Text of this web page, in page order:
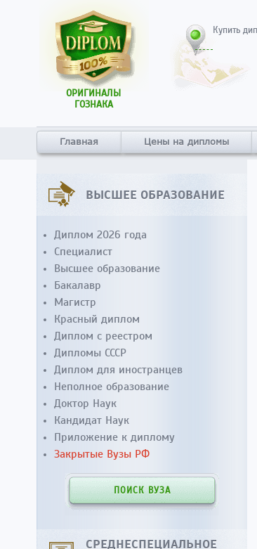
ОРИГИНАЛЫ
ГОЗНАКА
Купить
Главная Цены на дипломы
ВЫСШЕЕ ОБРАЗОВАНИЕ
Диплом 2026 года
Специалист
Высшее образование
Бакалавр
Магистр
Красный диплом
Диплом с реестром
Дипломы СССР
Диплом для иностранцев
Неполное образование
Доктор Наук
Кандидат Наук
Приложение к диплому
Закрытые Вузы РФ
ПОИСК ВУЗА
СРЕДНЕСПЕЦИАЛЬНОЕ